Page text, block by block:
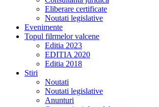
Eliberare certificate
Noutati legislative
Evenimente
Topul filrmelor valcene
Editia 2023
EDITIA 2020
Editia 2018
Stiri
Noutati
Noutati legislative
Anunturi